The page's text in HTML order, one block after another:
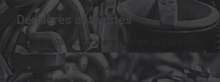
Dernières actualités
Saab Club à Stockholm-Bro Park, du 7 au 9 août
2026.
Saabistes du Sud Ouest !